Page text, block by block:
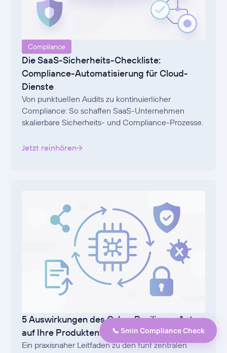
Compliance
Die SaaS-Sicherheits-Checkliste:
Compliance-Automatisierung für Cloud-
Dienste
Von punktuellen Audits zu kontinuierlicher
Compliance: So schaffen SaaS-Unternehmen
skalierbare Sicherheits- und Compliance-Prozesse.
Jetzt reinhören
5 Auswirkungen des Cyber Resilience Acts
auf Ihre Produktentwicklung
Ein praxisnaher Leitfaden zu den fünf zentralen
📞 5min Compliance Check